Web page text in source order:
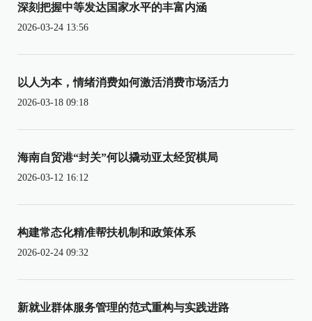
深刻把握中等发达国家水平的丰富内涵
2026-03-24 13:56
以人为本，情绪消费如何激活消费市场活力
2026-03-18 09:18
海南自贸港“封关”何以撬动亚太经贸棋局
2026-03-12 16:12
构建常态化精准帮扶机制和政策体系
2026-02-24 09:32
新就业群体服务管理的范式重构与实践进路